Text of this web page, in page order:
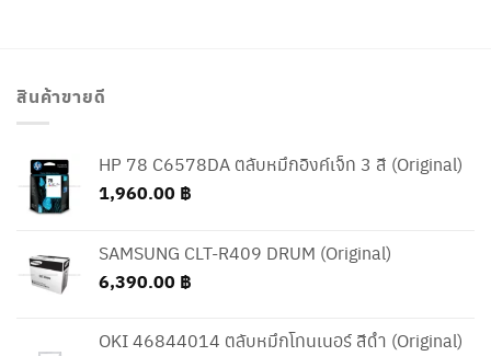
สินค้าขายดี
HP 78 C6578DA ตลับหมึกอิงค์เจ็ท 3 สี (Original)
1,960.00 ฿
SAMSUNG CLT-R409 DRUM (Original)
6,390.00 ฿
OKI 46844014 ตลับหมึกโทนเนอร์ สีดำ (Original)